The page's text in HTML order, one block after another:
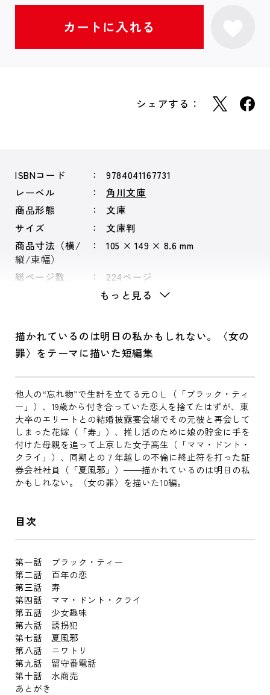
シェアする：
ISBNコード
9784041167731
レーベル
角川文庫
商品形態
文庫
サイズ
文庫判
商品寸法（横/
縦/束幅）
105 × 149 × 8.6 mm
総ページ数 224ページ
もっと見る
描かれているのは明日の私かもしれない。〈女の
罪〉をテーマに描いた短編集
他人の“忘れ物”で生計を立てる元ＯＬ（「ブラック・ティ
ー」）、19歳から付き合っていた恋人を捨てたはずが、東
大卒のエリートとの結婚披露宴会場でその元彼と再会して
しまった花嫁（「寿」）、推し活のために娘の貯金に手を
付けた母親を追って上京した女子高生（「ママ・ドント・
クライ」）、同期との７年越しの不倫に終止符を打った証
券会社社員（「夏風邪」）――描かれているのは明日の私
かもしれない。〈女の罪〉を描いた10編。
目次
第一話 ブラック・ティー
第二話 百年の恋
第三話 寿
第四話 ママ・ドント・クライ
第五話 少女趣味
第六話 誘拐犯
第七話 夏風邪
第八話 ニワトリ
第九話 留守番電話
第十話 水商売
あとがき